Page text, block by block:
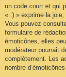
un code court et qui
« :) » exprime la joie,
Vous pouvez
formulaire de
émoticônes, elles
modérateur pourrait
complètement. Les
nombre